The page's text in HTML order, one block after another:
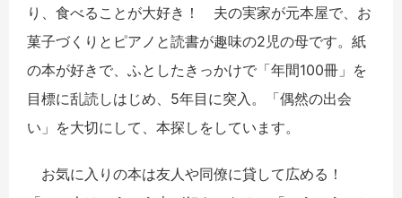
り、食べることが大好き！ 夫の実家が元本屋で、お
菓子づくりとピアノと読書が趣味の2児の母です。紙
の本が好きで、ふとしたきっかけで「年間100冊」を
目標に乱読しはじめ、5年目に突入。「偶然の出会
い」を大切にして、本探しをしています。
お気に入りの本は友人や同僚に貸して広める！